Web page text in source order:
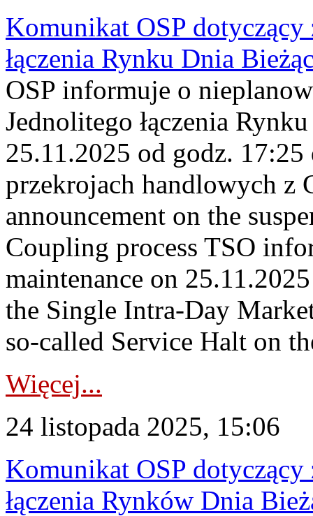
Komunikat OSP dotyczący
łączenia Rynku Dnia
OSP informuje o
Jednolitego łączenia
25.11.2025 od godz.
przekrojach handlowych z
announcement on the
Coupling process TSO
maintenance on
the Single Intra-Day
so-called Service Halt on
Więcej...
24 listopada 2025, 15:06
Komunikat OSP dotyczący
łączenia Rynków Dnia